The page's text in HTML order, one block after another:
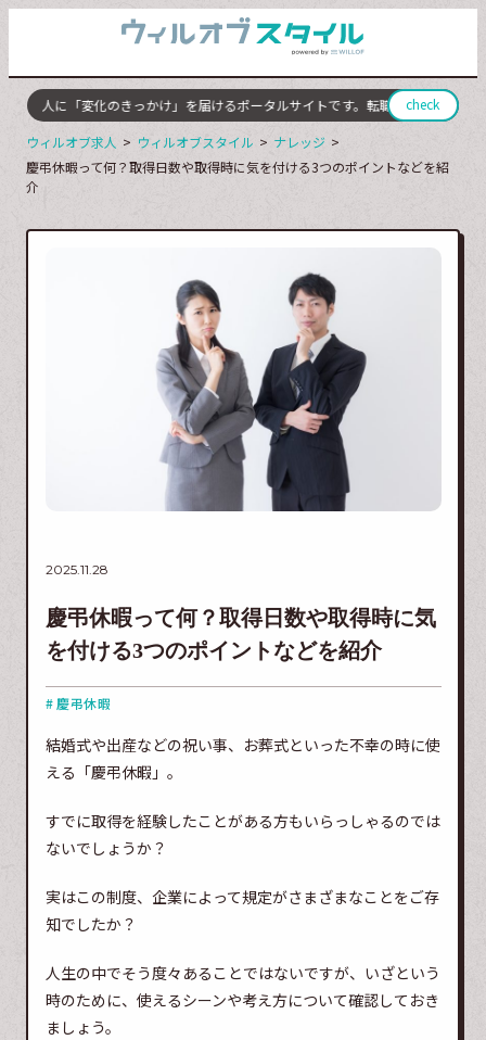
の人に「変化のきっかけ」を届けるポータルサイトです。転職やキャリアチェ
check
ウィルオブ求人 ウィルオブスタイル
ナレッジ
慶弔休暇って何？取得日数や取得時に気を付ける3つのポイントなどを紹
介
2025.11.28
慶弔休暇って何？取得日数や取得時に気
を付ける3つのポイントなどを紹介
# 慶弔休暇
結婚式や出産などの祝い事、お葬式といった不幸の時に使
える「慶弔休暇」。
すでに取得を経験したことがある方もいらっしゃるのでは
ないでしょうか？
実はこの制度、企業によって規定がさまざまなことをご存
知でしたか？
人生の中でそう度々あることではないですが、いざという
時のために、使えるシーンや考え方について確認しておき
ましょう。